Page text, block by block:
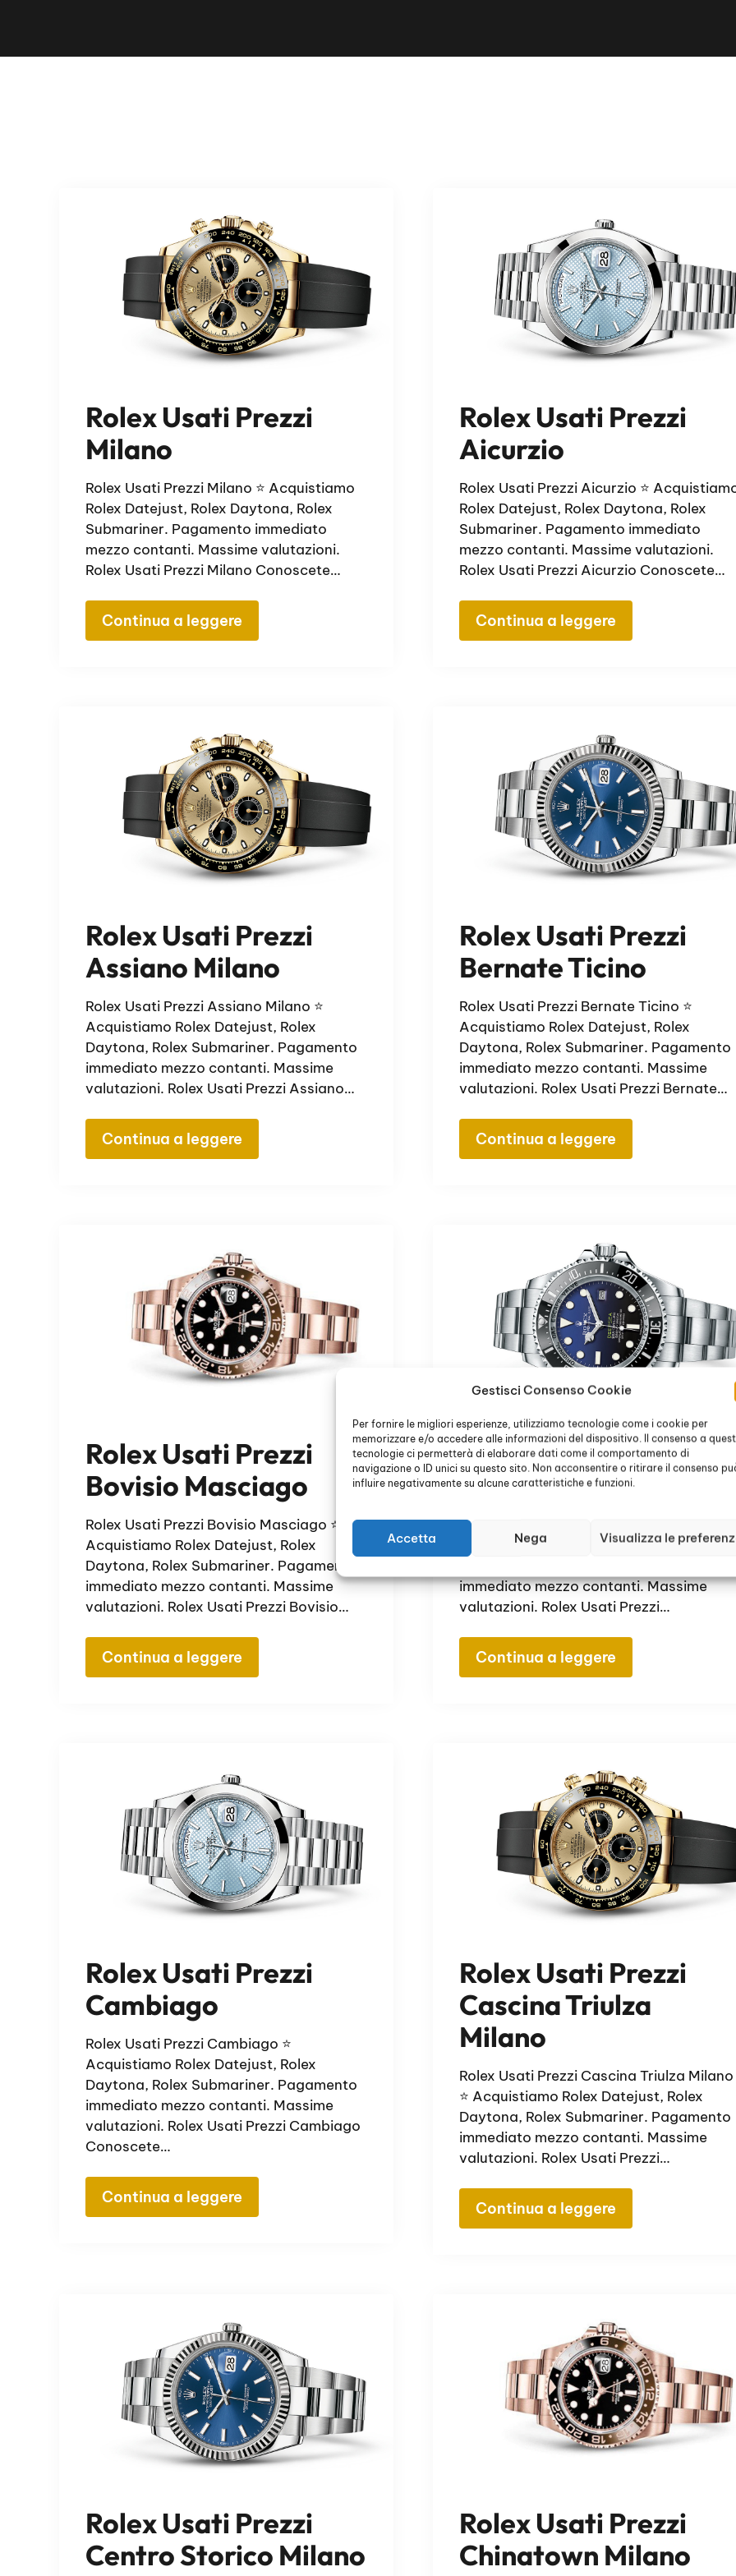
Gestisci Consenso Cookie
Per fornire le migliori esperienze, utilizziamo tecnologie come i cookie per
memorizzare e/o accedere alle informazioni del dispositivo. Il consenso a
tecnologie ci permetterà di elaborare dati come il comportamento di
navigazione o ID unici su questo sito. Non acconsentire o ritirare il consenso
influire negativamente su alcune caratteristiche e funzioni.
Accetta Nega Visualizza le
Rolex Usati Prezzi
Milano
Rolex Usati Prezzi Milano ⭐ Acquistiamo
Rolex Datejust, Rolex Daytona, Rolex
Submariner. Pagamento immediato
mezzo contanti. Massime valutazioni.
Rolex Usati Prezzi Milano Conoscete…
Continua a leggere
Rolex Usati Prezzi
Aicurzio
Rolex Usati Prezzi Aicurzio ⭐
Rolex Datejust, Rolex Daytona, Rolex
Submariner. Pagamento immediato
mezzo contanti. Massime valutazioni.
Rolex Usati Prezzi Aicurzio Conoscete…
Continua a leggere
Rolex Usati Prezzi
Assiano Milano
Rolex Usati Prezzi Assiano Milano ⭐
Acquistiamo Rolex Datejust, Rolex
Daytona, Rolex Submariner. Pagamento
immediato mezzo contanti. Massime
valutazioni. Rolex Usati Prezzi Assiano…
Continua a leggere
Rolex Usati Prezzi
Bernate Ticino
Rolex Usati Prezzi Bernate Ticino ⭐
Acquistiamo Rolex Datejust, Rolex
Daytona, Rolex Submariner. Pagamento
immediato mezzo contanti. Massime
valutazioni. Rolex Usati Prezzi Bernate…
Continua a leggere
Rolex Usati Prezzi
Bovisio Masciago
Rolex Usati Prezzi Bovisio Masciago ⭐
Acquistiamo Rolex Datejust, Rolex
Daytona, Rolex Submariner. Pagamento
immediato mezzo contanti. Massime
valutazioni. Rolex Usati Prezzi Bovisio…
Continua a leggere
Rolex Usati Prezzi
Burago di Molgora
Rolex Usati Prezzi Burago di Molgora ⭐
Acquistiamo Rolex Datejust, Rolex
immediato mezzo contanti. Massime
valutazioni. Rolex Usati Prezzi…
Continua a leggere
Rolex Usati Prezzi
Cambiago
Rolex Usati Prezzi Cambiago ⭐
Acquistiamo Rolex Datejust, Rolex
Daytona, Rolex Submariner. Pagamento
immediato mezzo contanti. Massime
valutazioni. Rolex Usati Prezzi Cambiago
Conoscete…
Continua a leggere
Rolex Usati Prezzi
Cascina Triulza
Milano
Rolex Usati Prezzi Cascina Triulza Milano
⭐ Acquistiamo Rolex Datejust, Rolex
Daytona, Rolex Submariner. Pagamento
immediato mezzo contanti. Massime
valutazioni. Rolex Usati Prezzi…
Continua a leggere
Rolex Usati Prezzi
Centro Storico Milano
Rolex Usati Prezzi
Chinatown Milano